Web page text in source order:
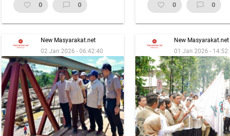
favorite_border 0 chat_bubble_outline 0 favorite_border 0 chat_bubble_outline 0
New Masyarakat.net
02 Jan 2026 - 06:42:40
New Masyarakat.net
01 Jan 2026 -